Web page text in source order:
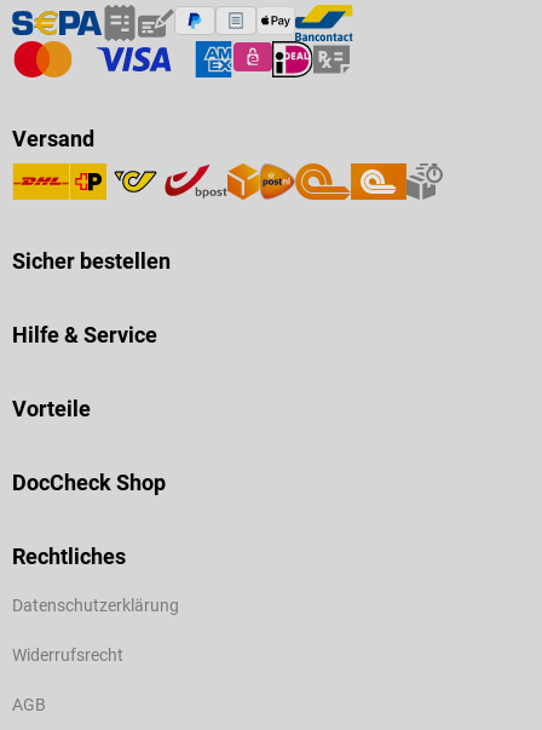
Versand
Sicher bestellen
Hilfe & Service
Vorteile
DocCheck Shop
Rechtliches
Datenschutzerklärung
Widerrufsrecht
AGB